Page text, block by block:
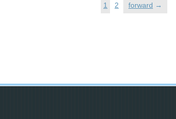
1 2 forward →